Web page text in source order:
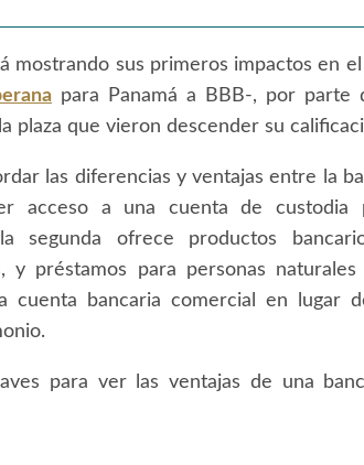
mostrando sus primeros impactos en
para Panamá a BBB-, por parte
plaza que vieron descender su
las diferencias y ventajas entre la
acceso a una cuenta de
segunda ofrece productos
préstamos para personas naturales
cuenta bancaria comercial en lugar
para ver las ventajas de una